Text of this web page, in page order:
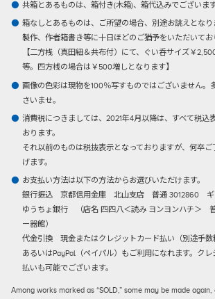
共箱とあるものは、箱付き(木箱)、箱代込みでございます
箱なしとあるものは、ご所望の場合、別途お誂えとなり
製作、作者箱書き等に十日ほどのご猶予をいただいてお
【二方桟（真田紐＆共布付）にて、ぐい呑サイズ￥
等。四方桟の場合は￥500増しとなります】
画像の色彩は現物を100％写すものではございません。
さいませ。
消費税につきましては、2021年4月以降は、すべて税込
おります。
それ以前のものは税抜表示となっておりますが、何卒
げます。
お支払い方法は以下の方法からお選びいただけます。
銀行振込京都信用金庫 北山支店 普通 3012860 ギ
ゆうちょ銀行 （店名 四四八＜読み ヨンヨンハチ＞
ー器館）
代金引換現金またはクレジットカード払い（別途手数
あるいはPayPal（ペイパル）もご利用になれます。ク
払いも可能でございます。
Among works marked as “SOLD,” some may be made